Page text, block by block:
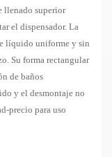
llenado superior
el dispensador. La
líquido uniforme y sin
Su forma rectangular
de baños
y el desmontaje no
precio para uso